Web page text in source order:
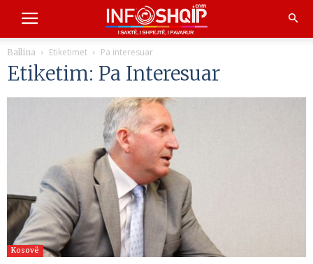
Ballina Etiketimet Pa interesuar
Etiketim: Pa Interesuar
Kosovë